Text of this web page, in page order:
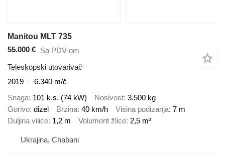
Manitou MLT 735
55.000 € Sa PDV-om
Teleskopski utovarivač
2019
6.340 m/č
Snaga 101 k.s. (74 kW) Nosivost 3.500 kg
Gorivo dizel Brzina 40 km/h Visina podizanja 7 m
Duljina vilice 1,2 m Volument žlice 2,5 m³
Ukrajina, Chabani